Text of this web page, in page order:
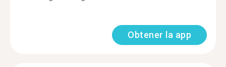
Obtener la app